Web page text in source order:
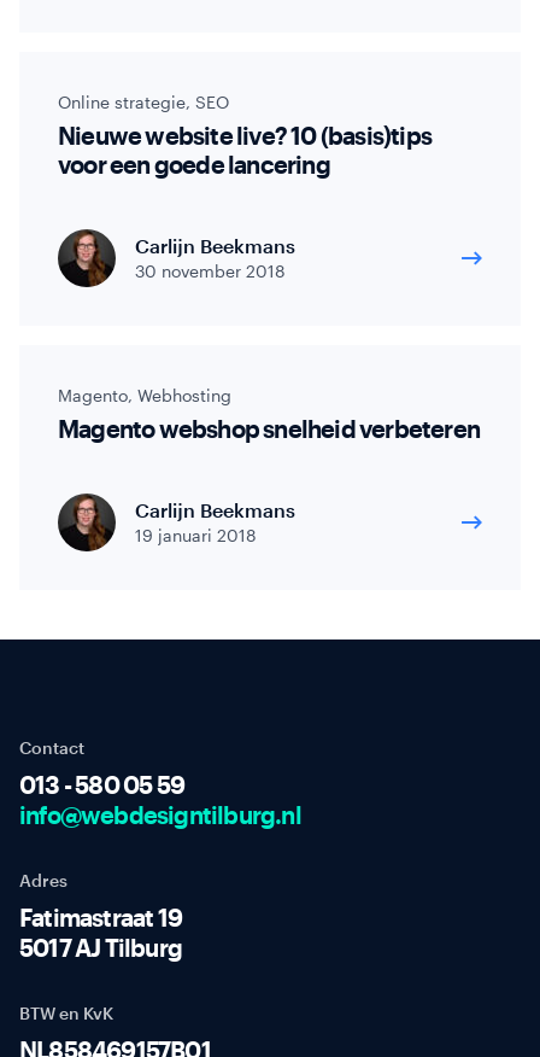
Online strategie, SEO
Nieuwe website live? 10 (basis)tips
voor een goede lancering
Carlijn Beekmans
30 november 2018
Magento, Webhosting
Magento webshop snelheid verbeteren
Carlijn Beekmans
19 januari 2018
Contact
013 - 580 05 59
info@webdesigntilburg.nl
Adres
Fatimastraat 19
5017 AJ Tilburg
BTW en KvK
NL858469157B01